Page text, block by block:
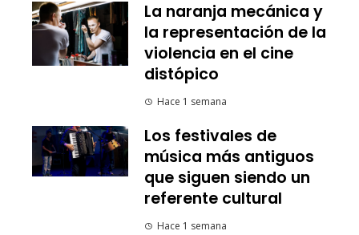
La naranja mecánica y
la representación de la
violencia en el cine
distópico
Hace 1 semana
Los festivales de
música más antiguos
que siguen siendo un
referente cultural
Hace 1 semana